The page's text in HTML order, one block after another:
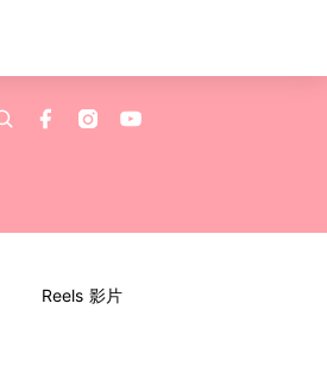
Reels 影片